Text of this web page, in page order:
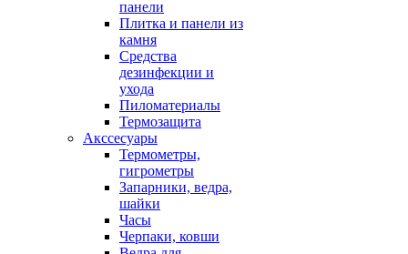
панели
Плитка и панели из
камня
Средства
дезинфекции и
ухода
Пиломатериалы
Термозащита
Аксcесуары
Термометры,
гигрометры
Запарники, ведра,
шайки
Часы
Черпаки, ковши